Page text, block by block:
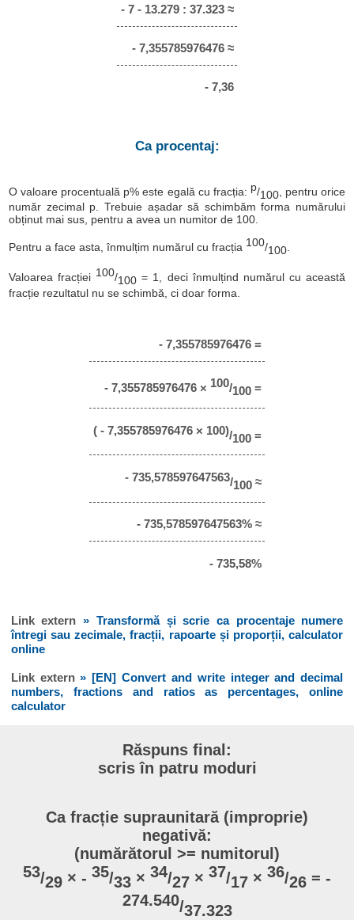
- 7 - 13.279 : 37.323 ≈
- 7,355785976476 ≈
- 7,36
Ca procentaj:
O valoare procentuală p% este egală cu fracția: p/100, pentru orice
număr zecimal p. Trebuie așadar să schimbăm forma numărului
obținut mai sus, pentru a avea un numitor de 100.
Pentru a face asta, înmulțim numărul cu fracția 100/100
Valoarea fracției 100/100 = 1, deci înmulțind numărul cu această
fracție rezultatul nu se schimbă, ci doar forma.
- 7,355785976476 =
- 7,355785976476 × 100/100=
( - 7,355785976476 × 100)/100=
- 735,578597647563/100≈
- 735,578597647563% ≈
- 735,58%
Link extern» Transformă și scrie ca procentaje numere
întregi sau zecimale, fracții, rapoarte și proporții, calculator
online
Link extern» [EN] Convert and write integer and decimal
numbers, fractions and ratios as percentages, online
calculator
Răspuns final:
scris în patru moduri
Ca fracție supraunitară (improprie)
negativă:
(numărătorul >= numitorul)
53/29 × - 35/33 × 34/27 × 37/17 × 36/26 = -
274.540/37.323